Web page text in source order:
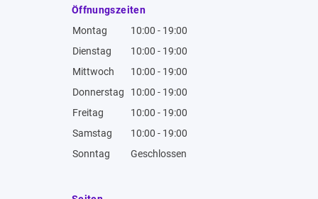
Öffnungszeiten
Montag
10:00 - 19:00
Dienstag
10:00 - 19:00
Mittwoch
10:00 - 19:00
Donnerstag
10:00 - 19:00
Freitag
10:00 - 19:00
Samstag
10:00 - 19:00
Sonntag
Geschlossen